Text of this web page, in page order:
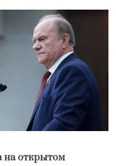
на открытом